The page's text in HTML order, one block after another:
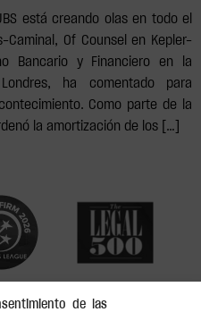
de las
está creando olas en todo el
Caminal, Of Counsel en Kepler-
Bancario y Financiero en la
ha comentado para
Como parte de la
la amortización de los […]